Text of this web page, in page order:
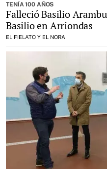
TENÍA 100 AÑOS
Falleció Basilio
Basilio en Arriondas
EL FIELATO Y EL NORA